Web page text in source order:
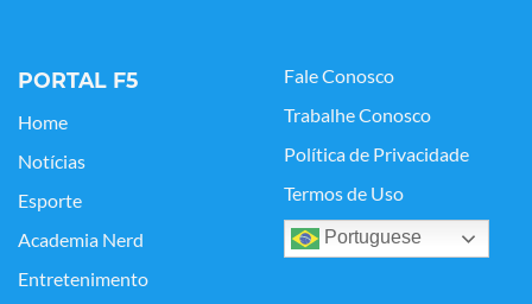
PORTAL F5
Home
Notícias
Esporte
Academia Nerd
Entretenimento
Fale Conosco
Trabalhe Conosco
Política de Privacidade
Termos de Uso
Portuguese